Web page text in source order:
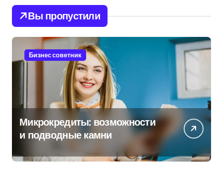
Вы пропустили
Бизнес советник
Микрокредиты: возможности
и подводные камни